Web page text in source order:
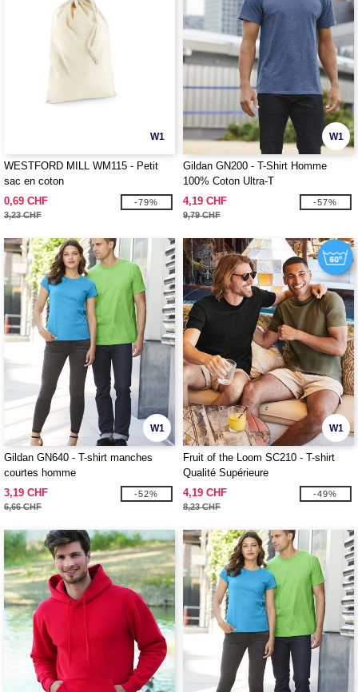
W1
WESTFORD MILL WM115 - Petit
sac en coton
0,69 CHF
3,23 CHF
-79%
W1
Gildan GN200 - T-Shirt Homme
100% Coton Ultra-T
4,19 CHF
9,79 CHF
-57%
W1
Gildan GN640 - T-shirt manches
courtes homme
3,19 CHF
6,66 CHF
-52%
W1
Fruit of the Loom SC210 - T-shirt
Qualité Supérieure
4,19 CHF
8,23 CHF
-49%